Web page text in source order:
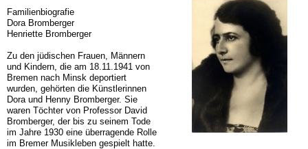
Familienbiografie
Dora Bromberger
Henriette Bromberger
Zu den jüdischen Frauen, Männern
und Kindern, die am 18.11.1941 von
Bremen nach Minsk deportiert
wurden, gehörten die Künstlerinnen
Dora und Henny Bromber­ger. Sie
waren Töchter von Professor David
Bromberger, der bis zu seinem Tode
im Jahre 1930 eine überragende Rolle
im Bremer Musikleben gespielt hatte.